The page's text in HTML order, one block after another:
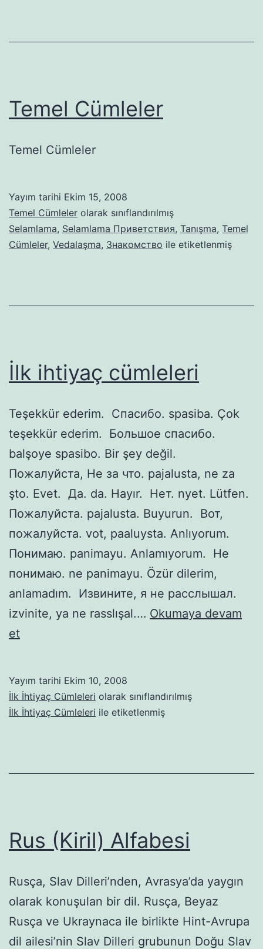
Temel Cümleler
Temel Cümleler
Yayım tarihi Ekim 15, 2008
Temel Cümleler olarak sınıflandırılmış
Selamlama, Selamlama Приветствия, Tanışma, Temel
Cümleler, Vedalaşma, Знакомство ile etiketlenmiş
İlk ihtiyaç cümleleri
Teşekkür ederim. Спасибо. spasiba. Çok
teşekkür ederim. Большое спасибо.
balşoye spasibo. Bir şey değil.
Пожалуйста, Не за что. pajalusta, ne za
şto. Evet. Да. da. Hayır. Нет. nyet. Lütfen.
Пожалуйста. pajalusta. Buyurun. Вот,
пожалуйста. vot, paaluysta. Anlıyorum.
Понимаю. panimayu. Anlamıyorum. Не
понимаю. ne panimayu. Özür dilerim,
anlamadım. Извините, я не расслышал.
izvinite, ya ne rasslışal.… Okumaya devam
etİlk
Yayım tarihi Ekim 10, 2008
İlk İhtiyaç Cümleleri olarak sınıflandırılmış
İlk İhtiyaç Cümleleri ile etiketlenmiş
Rus (Kiril) Alfabesi
Rusça, Slav Dilleri’nden, Avrasya’da yaygın
olarak konuşulan bir dil. Rusça, Beyaz
Rusça ve Ukraynaca ile birlikte Hint-Avrupa
dil ailesi’nin Slav Dilleri grubunun Doğu Slav